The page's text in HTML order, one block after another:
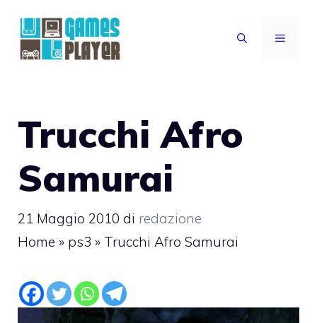
contenuto
MENU
Trucchi Afro
Samurai
21 Maggio 2010 di redazione
Home » ps3 » Trucchi Afro Samurai